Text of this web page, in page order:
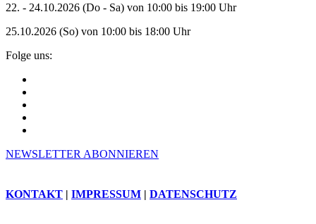
22. - 24.10.2026 (Do - Sa) von 10:00 bis 19:00 Uhr
25.10.2026 (So) von 10:00 bis 18:00 Uhr
Folge uns:
NEWSLETTER ABONNIEREN
KONTAKT | IMPRESSUM | DATENSCHUTZ